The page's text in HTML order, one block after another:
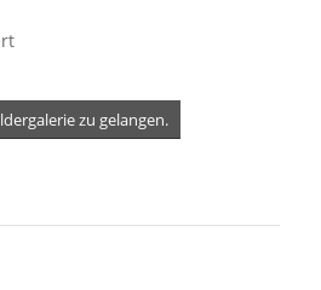
zu gelangen.